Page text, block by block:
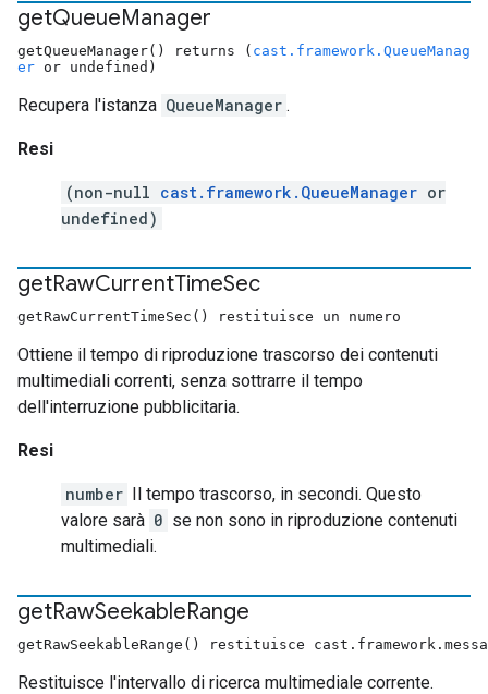
getQueueManager
getQueueManager() returns ( cast.framework.QueueManag
er or undefined)
Recupera l'istanza QueueManager .
Resi
(non-null cast.framework.QueueManager or
undefined)
getRawCurrentTimeSec
getRawCurrentTimeSec() restituisce un numero
Ottiene il tempo di riproduzione trascorso dei contenuti
multimediali correnti, senza sottrarre il tempo
dell'interruzione pubblicitaria.
Resi
number Il tempo trascorso, in secondi. Questo
valore sarà 0 se non sono in riproduzione contenuti
multimediali.
getRawSeekableRange
getRawSeekableRange() restituisce
Restituisce l'intervallo di ricerca multimediale corrente.